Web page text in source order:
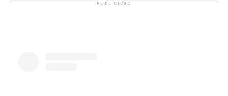
PUBLICIDAD